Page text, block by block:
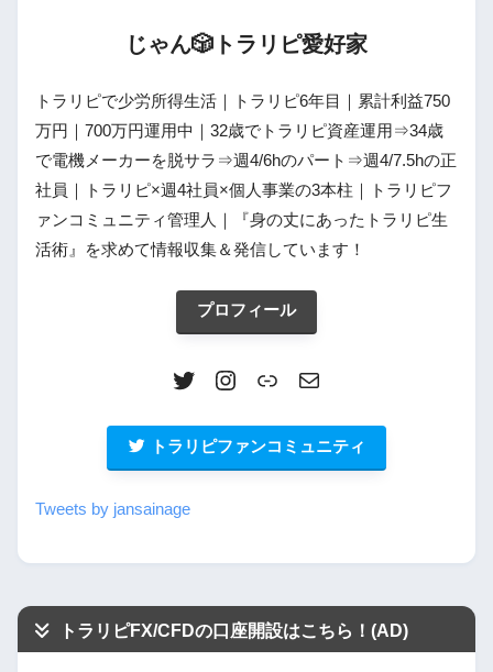
じゃん🎲トラリピ愛好家
トラリピで少労所得生活｜トラリピ6年目｜累計利益750
万円｜700万円運用中｜32歳でトラリピ資産運用⇒34歳
で電機メーカーを脱サラ⇒週4/6hのパート⇒週4/7.5hの正
社員｜トラリピ×週4社員×個人事業の3本柱｜トラリピフ
ァンコミュニティ管理人｜『身の丈にあったトラリピ生
活術』を求めて情報収集＆発信しています！
プロフィール
トラリピファンコミュニティ
Tweets by jansainage
トラリピFX/CFDの口座開設はこちら！(AD)